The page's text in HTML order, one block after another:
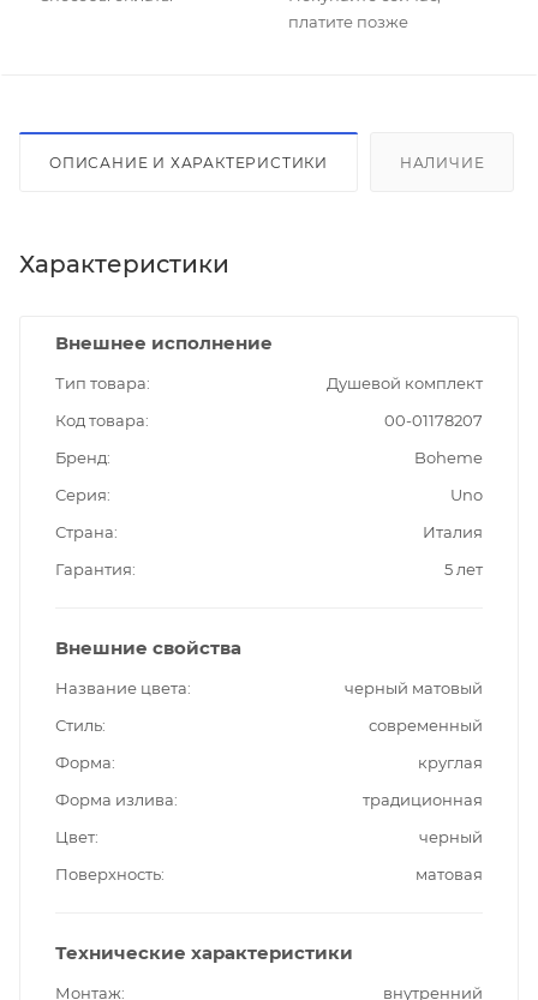
платите позже
ОПИСАНИЕ И ХАРАКТЕРИСТИКИ НАЛИЧИЕ
Характеристики
Внешнее исполнение
Тип товара
Душевой комплект
Код товара
00-01178207
Бренд
Boheme
Серия
Uno
Страна
Италия
Гарантия
5 лет
Внешние свойства
Название цвета
черный матовый
Стиль
современный
Форма
круглая
Форма излива
традиционная
Цвет
черный
Поверхность
матовая
Технические характеристики
Монтаж внутренний